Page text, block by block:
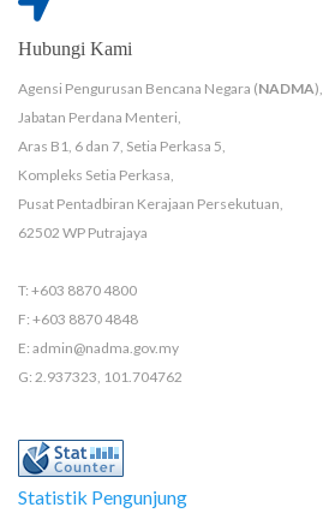
Hubungi Kami
Agensi Pengurusan Bencana Negara (NADMA),
Jabatan Perdana Menteri,
Aras B1, 6 dan 7, Setia Perkasa 5,
Kompleks Setia Perkasa,
Pusat Pentadbiran Kerajaan Persekutuan,
62502 WP Putrajaya
T: +603 8870 4800
F: +603 8870 4848
E: admin@nadma.gov.my
G: 2.937323, 101.704762
Statistik Pengunjung